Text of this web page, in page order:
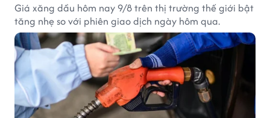
Giá xăng dầu hôm nay 9/8 trên thị trường thế giới bật
tăng nhẹ so với phiên giao dịch ngày hôm qua.